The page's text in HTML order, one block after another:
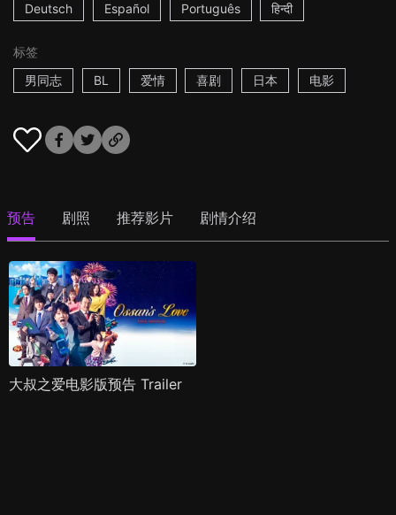
Deutsch Español Português हिन्दी
标签
男同志
BL 爱情 喜剧 日本 电影
预告 剧照 推荐影片 剧情介绍
大叔之爱电影版预告 Trailer